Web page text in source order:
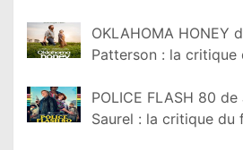
OKLAHOMA HONEY
Patterson : la critique
POLICE FLASH 80
Saurel : la critique du